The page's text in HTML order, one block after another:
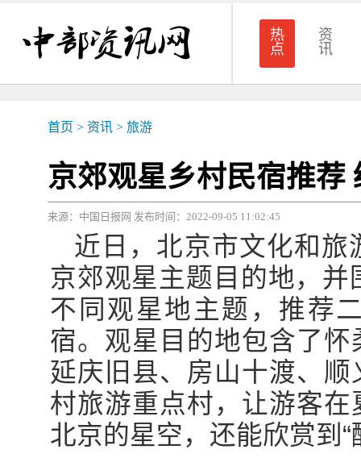
热
点
资
讯
首页 > 资讯 > 旅游
京郊观星乡村民宿推荐
来源：中国日报网 发布时间：2022-09-05 11:02:45
近日，北京市文化和
京郊观星主题目的地，并
不同观星地主题，推荐
宿。观星目的地包含了
延庆旧县、房山十渡、
村旅游重点村，让游客
北京的星空，还能欣赏到